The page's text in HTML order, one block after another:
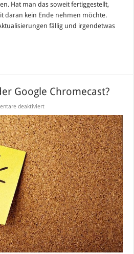
Hat man das soweit fertiggestellt,
daran kein Ende nehmen möchte.
fällig und irgendetwas
Google Chromecast?
deaktiviertfür
Fire
TV
oder
Google
Chromecast?